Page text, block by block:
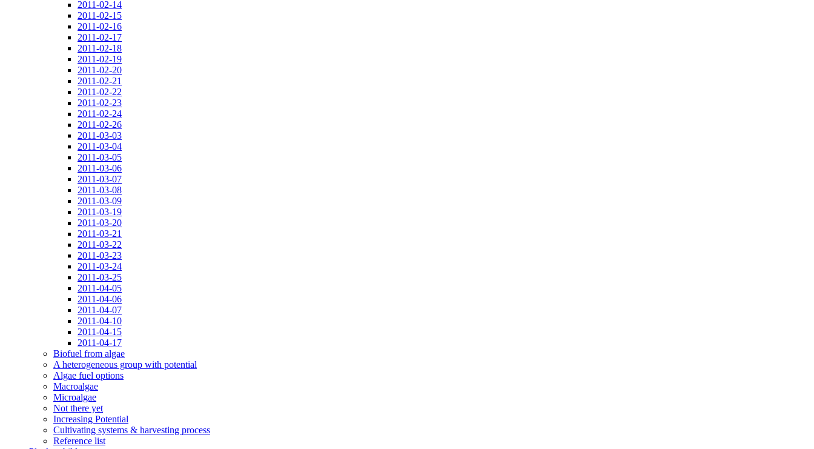
2011-02-14
2011-02-15
2011-02-16
2011-02-17
2011-02-18
2011-02-19
2011-02-20
2011-02-21
2011-02-22
2011-02-23
2011-02-24
2011-02-26
2011-03-03
2011-03-04
2011-03-05
2011-03-06
2011-03-07
2011-03-08
2011-03-09
2011-03-19
2011-03-20
2011-03-21
2011-03-22
2011-03-23
2011-03-24
2011-03-25
2011-04-05
2011-04-06
2011-04-07
2011-04-10
2011-04-15
2011-04-17
Biofuel from algae
A heterogeneous group with potential
Algae fuel options
Macroalgae
Microalgae
Not there yet
Increasing Potential
Cultivating systems & harvesting process
Reference list